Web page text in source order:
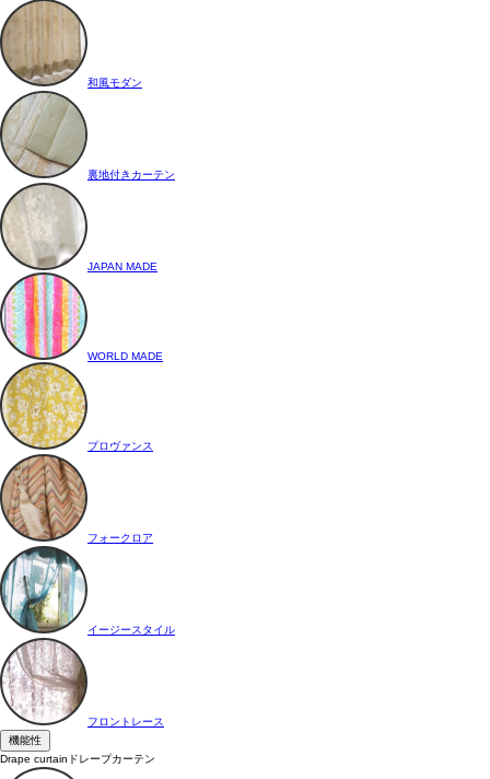
和風モダン
裏地付きカーテン
JAPAN MADE
WORLD MADE
プロヴァンス
フォークロア
イージースタイル
フロントレース
機能性
Drape curtain ドレープカーテン